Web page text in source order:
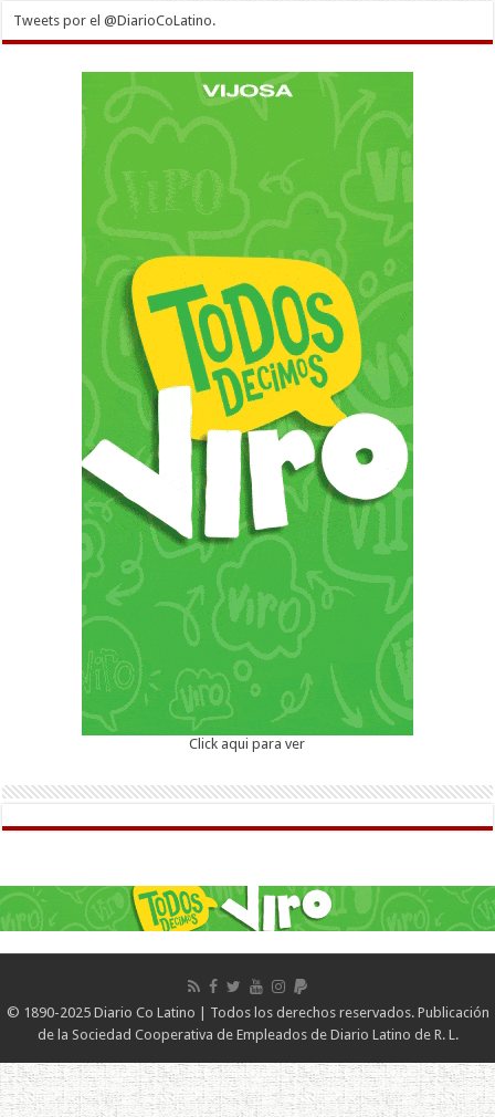
Tweets por el @DiarioCoLatino.
Click aqui para ver
© 1890-2025 Diario Co Latino | Todos los derechos reservados. Publicación
de la Sociedad Cooperativa de Empleados de Diario Latino de R. L.